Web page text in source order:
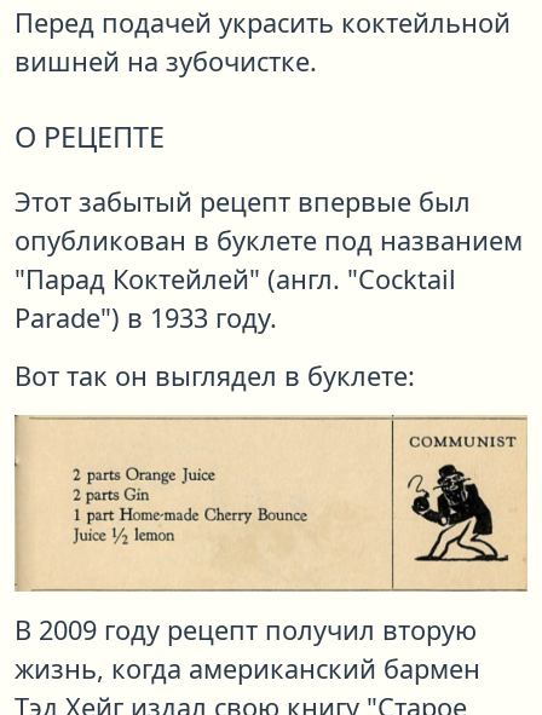
Перед подачей украсить коктейльной
вишней на зубочистке.
О РЕЦЕПТЕ
Этот забытый рецепт впервые был
опубликован в буклете под названием
"Парад Коктейлей" (англ. "Cocktail
Parade") в 1933 году.
Вот так он выглядел в буклете:
В 2009 году рецепт получил вторую
жизнь, когда американский бармен
Тэд Хейг издал свою книгу "Старое